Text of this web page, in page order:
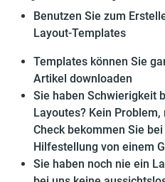
Benutzen Sie zum
Layout-Templates
Templates können Sie
Artikel downloaden
Sie haben Schwierigkeit
Layoutes? Kein
Checkbekommen Sie
Hilfestellung von einem
Sie haben noch nie ein